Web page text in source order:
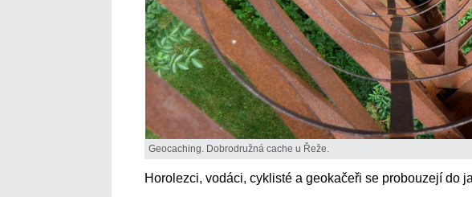
Geocaching. Dobrodružná cache u Řeže.
Horolezci, vodáci, cyklisté a geokačeři se probouzejí do